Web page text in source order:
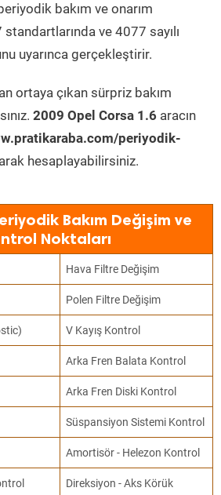
bakım ve onarım
ve 4077 sayılı
uyarınca gerçekleştirir.
ortaya çıkan sürpriz bakım
2009 Opel Corsa 1.6 aracın
periyodik-
hesaplayabilirsiniz.
Bakım Değişim ve
Noktaları
Hava Filtre Değişim
Polen Filtre Değişim
V Kayış Kontrol
Arka Fren Balata Kontrol
Arka Fren Diski Kontrol
Süspansiyon Sistemi Kontrol
Amortisör - Helezon Kontrol
Direksiyon - Aks Körük